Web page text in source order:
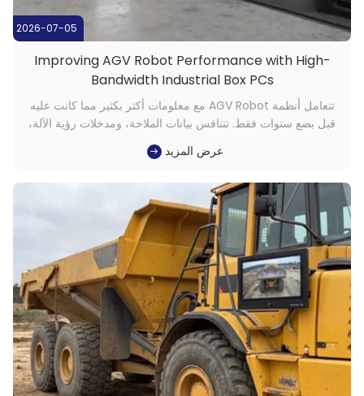
2026-07-05
Improving AGV Robot Performance with High-
Bandwidth Industrial Box PCs
تتعامل أنظمة AGV Robot مع معلومات أكثر بكثير مما كانت عليه
قبل بضع سنوات فقط. تتنافس بيانات الملاحة، ومدخلات رؤية الآلة،
وأوامر تنسيق الأسطول، والاتصالات اللاسلكية جميعها على معالجة
الموارد داخل السيارة. في العديد من المشاريع، تغير العامل المحدد
عرض المزيد